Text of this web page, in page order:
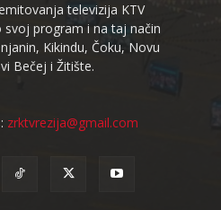
televizija KTV
program i na taj način
Kikindu, Čoku, Novu
Bečej i Žitište.
zrktvrezija@gmail.com